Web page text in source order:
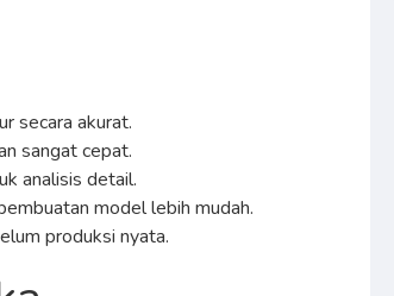
secara akurat.
sangat cepat.
analisis detail.
model lebih mudah.
produksi nyata.